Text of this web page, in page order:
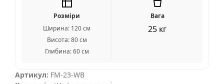
Розміри
Ширина: 120 см
Висота: 80 см
Глибина: 60 см
Вага
25 кг
Артикул: FM-23-WB